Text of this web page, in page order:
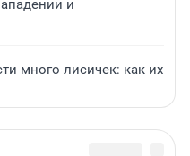
и
много лисичек: как их